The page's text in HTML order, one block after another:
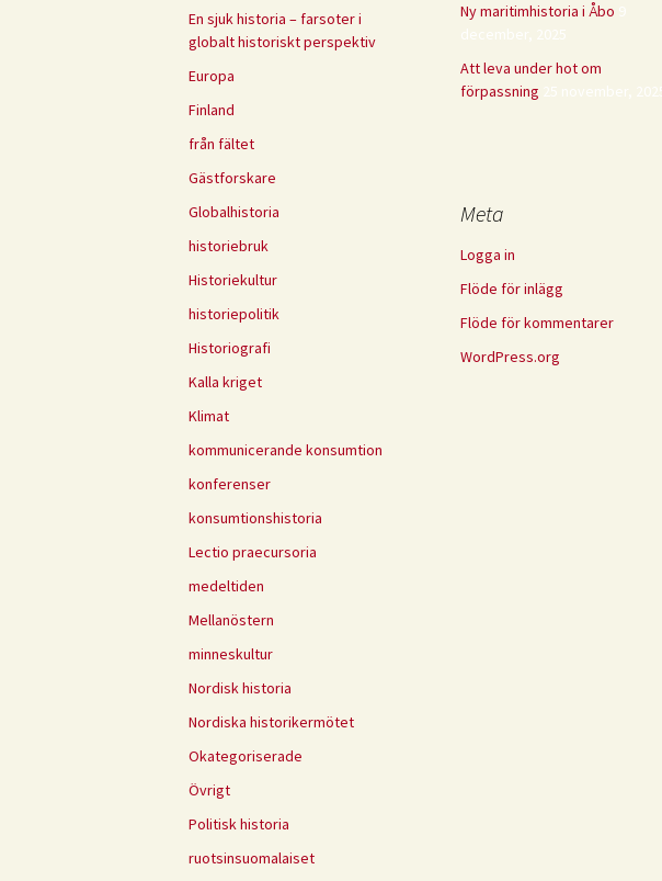
Ny maritimhistoria i Åbo 9
december, 2025
Att leva under hot om
förpassning
25 november, 2025
En sjuk historia – farsoter i
globalt historiskt perspektiv
Europa
Finland
från fältet
Gästforskare
Globalhistoria
historiebruk
Historiekultur
historiepolitik
Historiografi
Kalla kriget
Klimat
kommunicerande konsumtion
konferenser
konsumtionshistoria
Lectio praecursoria
medeltiden
Mellanöstern
minneskultur
Nordisk historia
Nordiska historikermötet
Okategoriserade
Övrigt
Politisk historia
ruotsinsuomalaiset
Meta
Logga in
Flöde för inlägg
Flöde för kommentarer
WordPress.org